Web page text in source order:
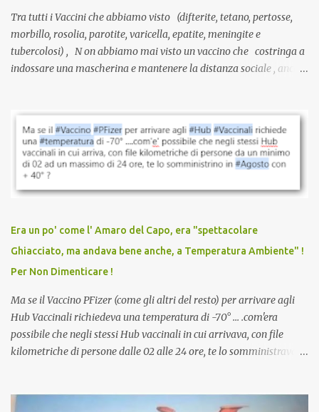
Tra tutti i Vaccini che abbiamo visto (difterite, tetano, pertosse,
morbillo, rosolia, parotite, varicella, epatite, meningite e
tubercolosi) , N on abbiamo mai visto un vaccino che costringa a
indossare una mascherina e mantenere la distanza sociale , anche
vaccinazione. Non avevamo mai sentito parlare di ricompense,
sconti, incentivi per vaccinarsi. Non avevamo mai visto
discriminazioni per coloro che non l’hanno fatto. Se non sei stato
vaccinato, nessuno aveva prima cercato di farti sentire una
persona cattiva. Non avevamo mai visto un vaccino che minacci le
vaccino usato per minacciare i mezzi di sussistenza, il lavoro o la
scuola. Non avevamo mai visto un vaccino che permettesse a un
dodicenne di ignorare il consenso dei genitori. Dopo tutti i vaccini
che abbiamo elencato sopra...
Era un po' come l' Amaro del Capo, era "spettacolare
Ghiacciato, ma andava bene anche, a Temperatura Ambiente" !
Per Non Dimenticare !
Ma se il Vaccino PFizer (come gli altri del resto) per arrivare agli
Hub Vaccinali richiedeva una temperatura di -70° ... .com'era
possibile che negli stessi Hub vaccinali in cui arrivava, con file
kilometriche di persone dalle 02 alle 24 ore, te lo somministravano
Vaccino come: l' Amaro del Capo, era "spettacolare Ghiacciato, ma